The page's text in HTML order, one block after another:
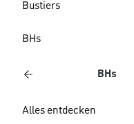
Bustiers
BHs
BHs
Alles entdecken